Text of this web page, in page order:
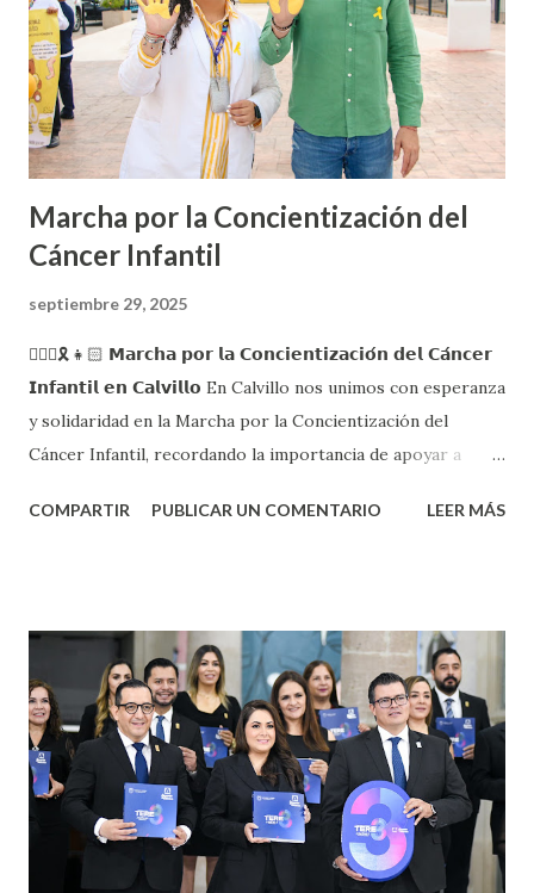
Marcha por la Concientización del
Cáncer Infantil
septiembre 29, 2025
🙋🏻‍♂️🎗️👧🏻 𝗠𝗮𝗿𝗰𝗵𝗮 𝗽𝗼𝗿 𝗹𝗮 𝗖𝗼𝗻𝗰𝗶𝗲𝗻𝘁𝗶𝘇𝗮𝗰𝗶𝗼́𝗻 𝗱𝗲𝗹 𝗖𝗮́𝗻𝗰𝗲𝗿
𝗜𝗻𝗳𝗮𝗻𝘁𝗶𝗹 𝗲𝗻 𝗖𝗮𝗹𝘃𝗶𝗹𝗹𝗼 En Calvillo nos unimos con esperanza
y solidaridad en la Marcha por la Concientización del
Cáncer Infantil, recordando la importancia de apoyar a
como a sus familias. Con acciones como esta buscamos
💛 𝗗𝗲𝘀𝗱𝗲 𝗖𝗮𝗹𝘃𝗶𝗹𝗹𝗼, 𝗿𝗲𝗮𝗳𝗶𝗿𝗺𝗮𝗺𝗼𝘀 𝗻𝘂𝗲𝘀𝘁𝗿𝗼
𝗰𝗼𝗺𝗽𝗿𝗼𝗺𝗶𝘀𝗼 𝗰𝗼𝗻 𝗹𝗮 𝘀𝗮𝗹𝘂𝗱 𝗱𝗲 𝗹𝗮 𝗻𝗶𝗻̃𝗲𝘇.
#LegadoParaMiGente
COMPARTIR PUBLICAR UN COMENTARIO LEER MÁS